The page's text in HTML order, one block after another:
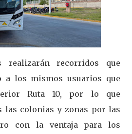
realizarán recorridos que
a los mismos usuarios que
Ruta 10, por lo que
las colonias y zonas por las
con la ventaja para los